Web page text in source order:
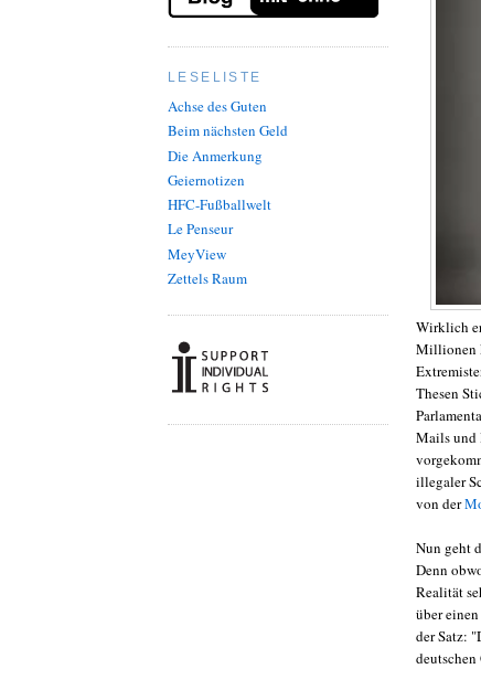
LESELISTE
Achse des Guten
Beim nächsten Geld
Die Anmerkung
Geiernotizen
HFC-Fußballwelt
Le Penseur
MeyView
Zettels Raum
Wirklich
Millionen
Thesen
Mails und
illegaler
von der
Nun geht
Denn
Realität
über
der Satz: